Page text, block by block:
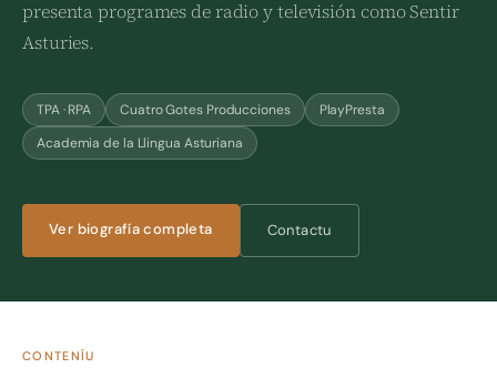
presenta programes de radio y televisión como Sentir
Asturies.
TPA · RPA Cuatro Gotes Producciones
PlayPresta
Academia de la Llingua Asturiana
Ver biografía completa Contactu
CONTENÍU